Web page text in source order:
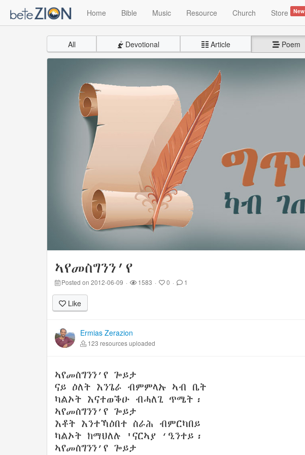
Home Bible Music Resource Church Store New
All Devotional Article Poem
ኣየመስግንን’የ
Posted on 2012-06-09 · 1583 · 0 · 1
Like
Ermias Zerazion
123 resources uploaded
ኣየመስግንን’የ ጐይታ
ናይ ዕለት እንጌራ ብምምላኡ ኣብ ቤት
ካልኦት እናተወቕዑ ብሓለጊ ጥሜት፡
ኣየመስግንን’የ ጐይታ
እቶት እንተኻዕበተ ስራሕ ብምርካበይ
ካልኦት ክማህለሉ 'ናርኣያ ‘ዒንተይ፡
ኣየመስግንን’የ ጐይታ